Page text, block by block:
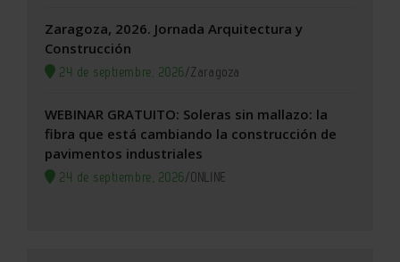
Zaragoza, 2026. Jornada Arquitectura y
Construcción
24 de septiembre, 2026/Zaragoza
WEBINAR GRATUITO: Soleras sin mallazo: la
fibra que está cambiando la construcción de
pavimentos industriales
24 de septiembre, 2026/ONLINE